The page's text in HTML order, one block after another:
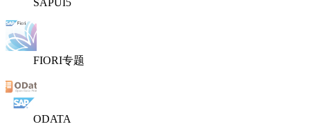
SAPUI5
FIORI专题
ODATA